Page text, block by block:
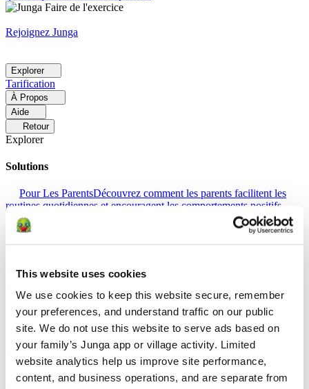
This website uses cookies
We use cookies to keep this website secure, remember
your preferences, and understand traffic on our public
site. We do not use this website to serve ads based on
your family’s Junga app or village activity. Limited
website analytics help us improve site performance,
content, and business operations, and are separate from
Rejoignez Junga
Explorer
Tarification
À Propos
Aide
Retour
Explorer
Solutions
Pour Les ParentsDécouvrez comment les parents facilitent les
routines quotidiennes et encouragent les comportements positifs
avec Junga.
Découvrez comment les
enseignants améliorent l'apprentissage socio-émotionnel grâce à
Junga.
Pour Les ThérapeutesDécouvrez comment Junga aide les
Les Groupes Sociaux
Découvrez comment les groupes sociaux
favorisent l'engagement communautaire avec Junga.
Comparer
Junga contre GreenlightGreenlight associe une carte de débit
contrôlée à des outils pédagogiques destinés à apprendre aux enfants
à gérer leur budget, à épargner et à investir.
Junga contre Acorns
Acorns Early aide les parents à initier leurs enfants à la gestion
financière grâce à une carte de débit sécurisée, à des tâches